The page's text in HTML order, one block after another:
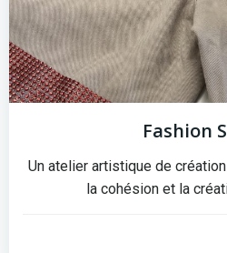
Fashion
Un atelier artistique de
la cohésion et la